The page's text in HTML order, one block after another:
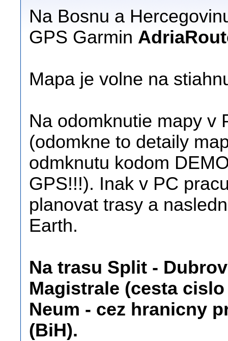
Na Bosnu a
GPS Garmin
Mapa je volne na
Na odomknutie mapy v
(odomkne to detaily
odmknutu kodom
GPS!!!). Inak v PC
planovat trasy a
Earth.
Na trasu Split -
Magistrale (cesta
Neum - cez hranicny
(BiH).